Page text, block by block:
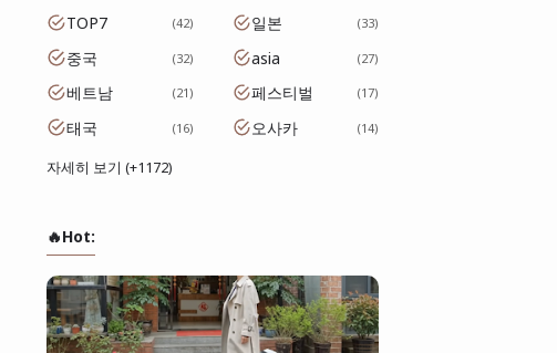
TOP7 42 일본 33
중국 32 asia 27
베트남 21 페스티벌 17
태국 16 오사카 14
자세히 보기 (+1172)
🔥Hot: